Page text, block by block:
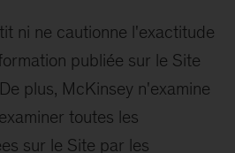
ni ne cautionne l'exactitude
publiée sur le Site
plus, McKinsey n'examine
toutes les
sur le Site par les